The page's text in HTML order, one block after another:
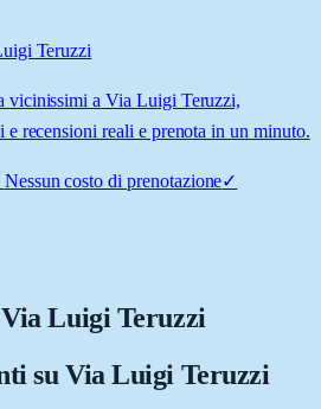
Teruzzi
vicinissimi a Via Luigi Teruzzi,
recensioni reali e prenota in un minuto.
Nessun costo di prenotazione✓
Via Luigi Teruzzi
su Via Luigi Teruzzi